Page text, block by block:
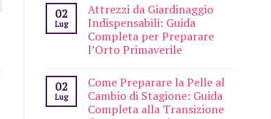
02
Lug
Attrezzi da Giardinaggio
Indispensabili: Guida
Completa per Preparare
l’Orto Primaverile
02
Lug
Come Preparare la Pelle al
Cambio di Stagione: Guida
Completa alla Transizione